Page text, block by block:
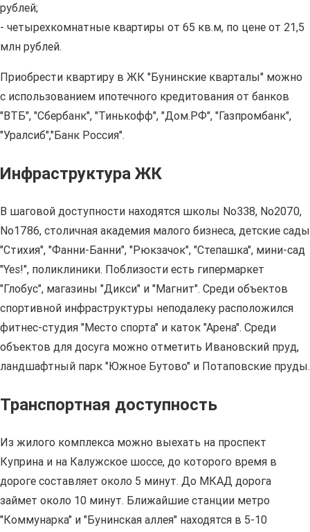
рублей;
- четырехкомнатные квартиры от 65 кв.м, по цене от 21,5
млн рублей.
Приобрести квартиру в ЖК "Бунинские кварталы" можно
с использованием ипотечного кредитования от банков
"ВТБ", "Сбербанк", "Тинькофф", "Дом.РФ", "Газпромбанк",
"Уралсиб","Банк Россия".
Инфраструктура ЖК
В шаговой доступности находятся школы No338, No2070,
No1786, столичная академия малого бизнеса, детские сады
"Стихия", "Фанни-Банни", "Рюкзачок", "Степашка", мини-сад
"Yes!", поликлиники. Поблизости есть гипермаркет
"Глобус", магазины "Дикси" и "Магнит". Среди объектов
спортивной инфраструктуры неподалеку расположился
фитнес-студия "Место спорта" и каток "Арена". Среди
объектов для досуга можно отметить Ивановский пруд,
ландшафтный парк "Южное Бутово" и Потаповские пруды.
Транспортная доступность
Из жилого комплекса можно выехать на проспект
Куприна и на Калужское шоссе, до которого время в
дороге составляет около 5 минут. До МКАД дорога
займет около 10 минут. Ближайшие станции метро
"Коммунарка" и "Бунинская аллея" находятся в 5-10